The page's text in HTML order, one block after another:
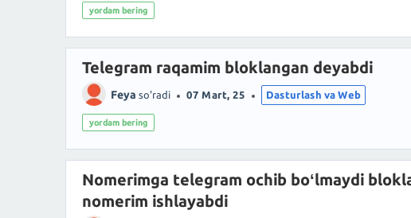
yordam bering
Telegram raqamim bloklangan deyabdi
Feya so'radi 07 Mart, 25 Dasturlash va Web
yordam bering
Nomerimga telegram ochib boʻlmaydi
nomerim ishlayabdi